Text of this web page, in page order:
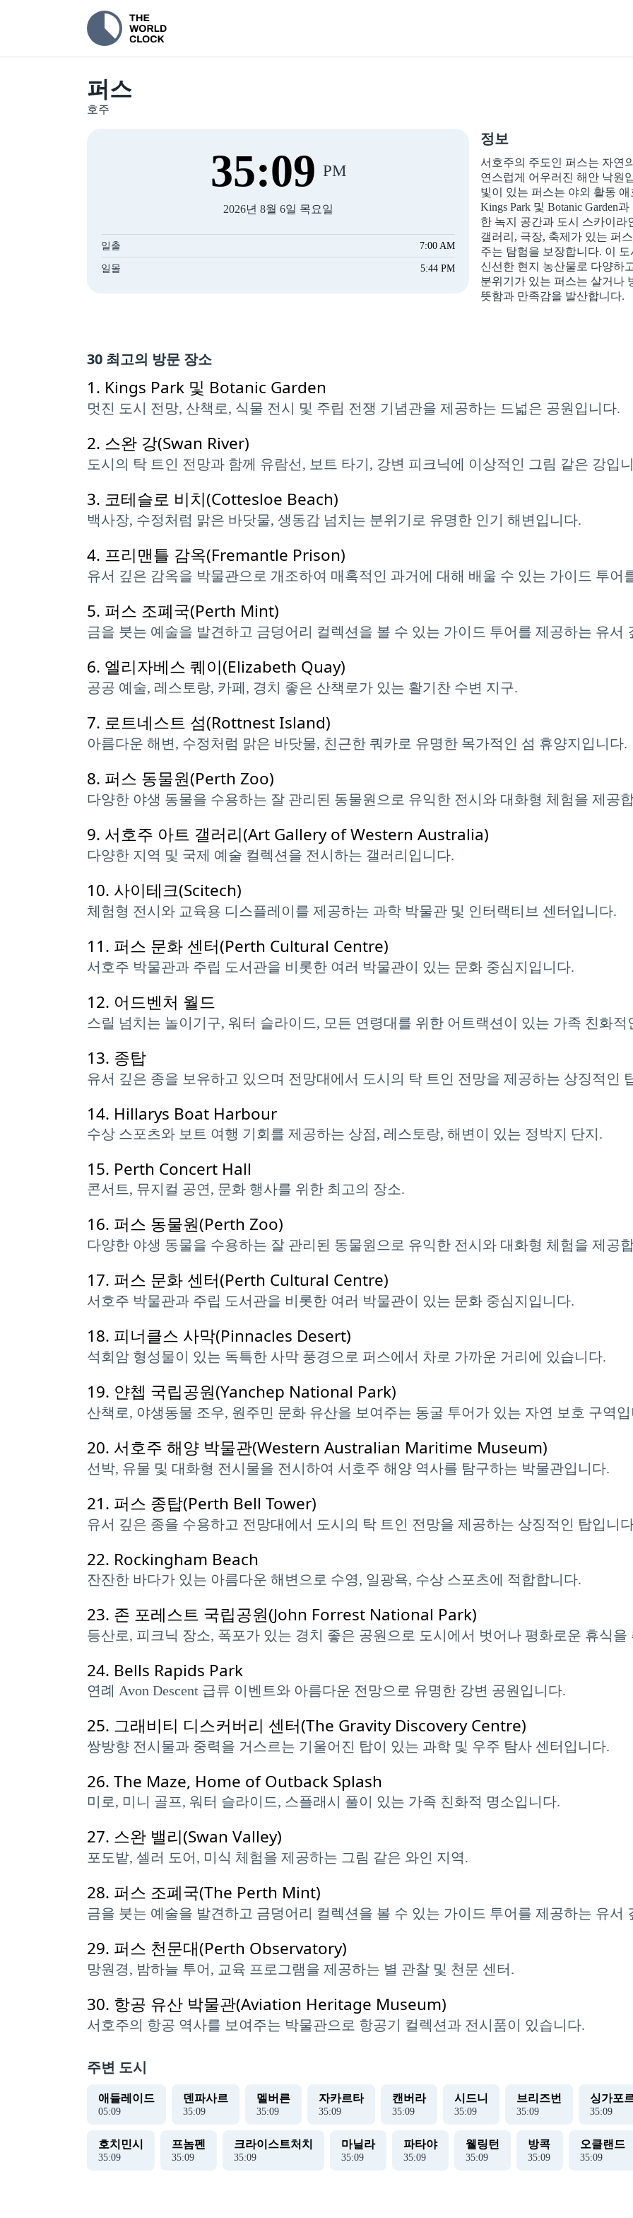
퍼스
호주
35:10 PM
2026년 8월 6일 목요일
일출 7:00 AM
일몰 5:44 PM
정보
서호주의 주도인 퍼스는 자연
연스럽게 어우러진 해안 낙원
빛이 있는 퍼스는 야외 활동
Kings Park 및 Botanic Garden
한 녹지 공간과 도시 스카이
갤러리, 극장, 축제가 있는 퍼
주는 탐험을 보장합니다. 이
신선한 현지 농산물로 다양하
분위기가 있는 퍼스는 살거나
뜻함과 만족감을 발산합니다.
30 최고의 방문 장소
1. Kings Park 및 Botanic Garden
멋진 도시 전망, 산책로, 식물 전시 및 주립 전쟁 기념관을 제공하는 드넓은 공원입니다.
2. 스완 강(Swan River)
도시의 탁 트인 전망과 함께 유람선, 보트 타기, 강변 피크닉에 이상적인 그림 같은 강입
3. 코테슬로 비치(Cottesloe Beach)
백사장, 수정처럼 맑은 바닷물, 생동감 넘치는 분위기로 유명한 인기 해변입니다.
4. 프리맨틀 감옥(Fremantle Prison)
유서 깊은 감옥을 박물관으로 개조하여 매혹적인 과거에 대해 배울 수 있는 가이드 투어
5. 퍼스 조폐국(Perth Mint)
금을 붓는 예술을 발견하고 금덩어리 컬렉션을 볼 수 있는 가이드 투어를 제공하는 유서
6. 엘리자베스 퀘이(Elizabeth Quay)
공공 예술, 레스토랑, 카페, 경치 좋은 산책로가 있는 활기찬 수변 지구.
7. 로트네스트 섬(Rottnest Island)
아름다운 해변, 수정처럼 맑은 바닷물, 친근한 쿼카로 유명한 목가적인 섬 휴양지입니다.
8. 퍼스 동물원(Perth Zoo)
다양한 야생 동물을 수용하는 잘 관리된 동물원으로 유익한 전시와 대화형 체험을 제공
9. 서호주 아트 갤러리(Art Gallery of Western Australia)
다양한 지역 및 국제 예술 컬렉션을 전시하는 갤러리입니다.
10. 사이테크(Scitech)
체험형 전시와 교육용 디스플레이를 제공하는 과학 박물관 및 인터랙티브 센터입니다.
11. 퍼스 문화 센터(Perth Cultural Centre)
서호주 박물관과 주립 도서관을 비롯한 여러 박물관이 있는 문화 중심지입니다.
12. 어드벤처 월드
스릴 넘치는 놀이기구, 워터 슬라이드, 모든 연령대를 위한 어트랙션이 있는 가족 친화
13. 종탑
유서 깊은 종을 보유하고 있으며 전망대에서 도시의 탁 트인 전망을 제공하는 상징적인
14. Hillarys Boat Harbour
수상 스포츠와 보트 여행 기회를 제공하는 상점, 레스토랑, 해변이 있는 정박지 단지.
15. Perth Concert Hall
콘서트, 뮤지컬 공연, 문화 행사를 위한 최고의 장소.
16. 퍼스 동물원(Perth Zoo)
다양한 야생 동물을 수용하는 잘 관리된 동물원으로 유익한 전시와 대화형 체험을 제공
17. 퍼스 문화 센터(Perth Cultural Centre)
서호주 박물관과 주립 도서관을 비롯한 여러 박물관이 있는 문화 중심지입니다.
18. 피너클스 사막(Pinnacles Desert)
석회암 형성물이 있는 독특한 사막 풍경으로 퍼스에서 차로 가까운 거리에 있습니다.
19. 얀쳅 국립공원(Yanchep National Park)
산책로, 야생동물 조우, 원주민 문화 유산을 보여주는 동굴 투어가 있는 자연 보호 구역
20. 서호주 해양 박물관(Western Australian Maritime Museum)
선박, 유물 및 대화형 전시물을 전시하여 서호주 해양 역사를 탐구하는 박물관입니다.
21. 퍼스 종탑(Perth Bell Tower)
유서 깊은 종을 수용하고 전망대에서 도시의 탁 트인 전망을 제공하는 상징적인 탑입니
22. Rockingham Beach
잔잔한 바다가 있는 아름다운 해변으로 수영, 일광욕, 수상 스포츠에 적합합니다.
23. 존 포레스트 국립공원(John Forrest National Park)
등산로, 피크닉 장소, 폭포가 있는 경치 좋은 공원으로 도시에서 벗어나 평화로운 휴식을
24. Bells Rapids Park
연례 Avon Descent 급류 이벤트와 아름다운 전망으로 유명한 강변 공원입니다.
25. 그래비티 디스커버리 센터(The Gravity Discovery Centre)
쌍방향 전시물과 중력을 거스르는 기울어진 탑이 있는 과학 및 우주 탐사 센터입니다.
26. The Maze, Home of Outback Splash
미로, 미니 골프, 워터 슬라이드, 스플래시 풀이 있는 가족 친화적 명소입니다.
27. 스완 밸리(Swan Valley)
포도밭, 셀러 도어, 미식 체험을 제공하는 그림 같은 와인 지역.
28. 퍼스 조폐국(The Perth Mint)
금을 붓는 예술을 발견하고 금덩어리 컬렉션을 볼 수 있는 가이드 투어를 제공하는 유서
29. 퍼스 천문대(Perth Observatory)
망원경, 밤하늘 투어, 교육 프로그램을 제공하는 별 관찰 및 천문 센터.
30. 항공 유산 박물관(Aviation Heritage Museum)
서호주의 항공 역사를 보여주는 박물관으로 항공기 컬렉션과 전시품이 있습니다.
주변 도시
애들레이드
05:10
덴파사르
35:10
멜버른
35:10
자카르타
35:10
캔버라
35:10
시드니
35:10
브리즈번
35:10
싱가포
35:10
호치민시
35:10
프놈펜
35:10
크라이스트처치
35:10
마닐라
35:10
파타야
35:10
웰링턴
35:10
방콕
35:10
오클랜드
35:10